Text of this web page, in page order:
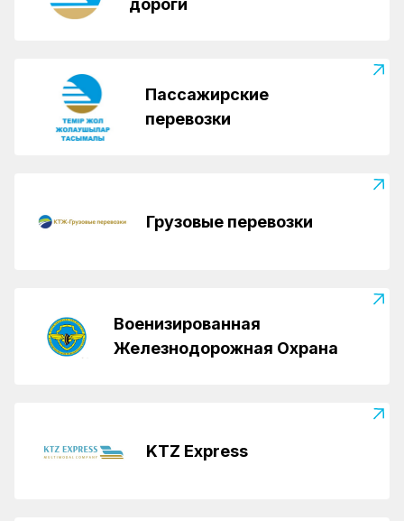
дороги
Пассажирские
перевозки
Грузовые перевозки
Военизированная
Железнодорожная Охрана
KTZ Express